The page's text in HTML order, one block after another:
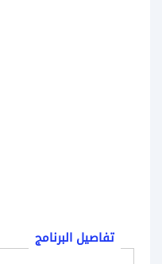
تفاصيل البرنامج